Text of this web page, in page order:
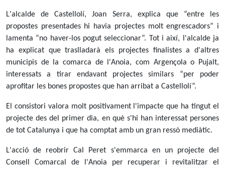
L'alcalde de Castellolí, Joan Serra, explica que “entre les
propostes presentades hi havia projectes molt engrescadors” i
lamenta “no haver-los pogut seleccionar”. Tot i així, l'alcalde ja
ha explicat que traslladarà els projectes finalistes a d'altres
municipis de la comarca de l'Anoia, com Argençola o Pujalt,
interessats a tirar endavant projectes similars “per poder
aprofitar les bones propostes que han arribat a Castellolí”.
El consistori valora molt positivament l'impacte que ha tingut el
projecte des del primer dia, en què s'hi han interessat persones
de tot Catalunya i que ha comptat amb un gran ressò mediàtic.
L'acció de reobrir Cal Peret s'emmarca en un projecte del
Consell Comarcal de l'Anoia per recuperar i revitalitzar el